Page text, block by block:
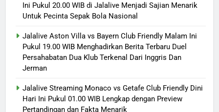
Ini Pukul 20.00 WIB di Jalalive Menjadi Sajian Menarik
Untuk Pecinta Sepak Bola Nasional
Jalalive Aston Villa vs Bayern Club Friendly Malam Ini
Pukul 19.00 WIB Menghadirkan Berita Terbaru Duel
Persahabatan Dua Klub Terkenal Dari Inggris Dan
Jerman
Jalalive Streaming Monaco vs Getafe Club Friendly Dini
Hari Ini Pukul 01.00 WIB Lengkap dengan Preview
Pertandingan dan Fakta Menarik